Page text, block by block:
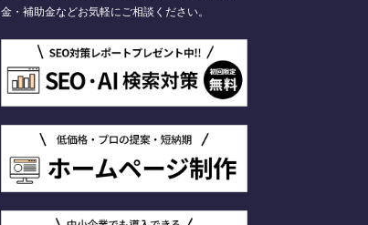
金・補助金などお気軽にご相談ください。